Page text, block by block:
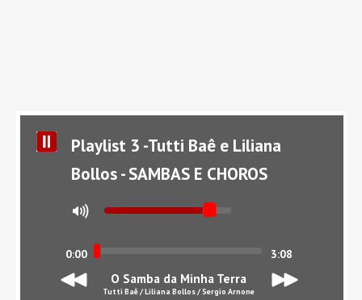
Playlist 3 -Tutti Baê e Liliana
Bollos - SAMBAS E CHOROS
0:00 3:08
O Samba da Minha Terra
Tutti Baê / Liliana Bollos / Sergio Arnone